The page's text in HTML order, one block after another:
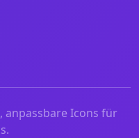
Icons für